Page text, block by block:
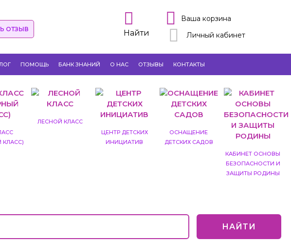
ОТЗЫВ Найти
Ваша корзина
Личный кабинет
ПОМОЩЬ БАНК ЗНАНИЙ О НАС ОТЗЫВЫ КОНТАКТЫ
КЛАСС)
ЛЕСНОЙ КЛАСС
ЦЕНТР ДЕТСКИХ
ИНИЦИАТИВ
ОСНАЩЕНИЕ
ДЕТСКИХ САДОВ
КАБИНЕТ ОСНОВЫ
БЕЗОПАСНОСТИ И
ЗАЩИТЫ РОДИНЫ
НАЙТИ